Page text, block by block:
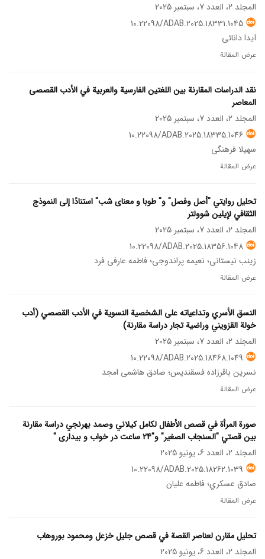
المجلد 2، العدد 7، سبتمبر 2025
10.22098/ADAB.2025.18331.1045
آیدا دانائی
عرض المقالة
نقد الدراسات المقارنة بين اللغتين الفارسية والعربية في الأدب القصصی
المعاصر
المجلد 2، العدد 7، سبتمبر 2025
10.22098/ADAB.2025.18335.1046
سهیلا فرهنگی
عرض المقالة
تحليل روايتي "أصل وفصل" و" طوبا و معنای شب" استنادًا إلى النموذج
الثقافي لإیلين شوولتر
المجلد 2، العدد 7، سبتمبر 2025
10.22098/ADAB.2025.18356.1048
زینب نیستانی؛ نعیمه پراندوجی؛ فاطمه عارفی فرد
عرض المقالة
النسق الأسري وتداعیاته علی الشخصیة النسویة في الأدب القصصي (أدب
خولة القزویني وراضیة تجار دراسة مقارنة)
المجلد 2، العدد 7، سبتمبر 2025
10.22098/ADAB.2025.18468.1049
نسرین باقرزاده فسقندیس؛ صادق هاشمی امجد
عرض المقالة
صورة المرأة في قصص الأطفال لكامل كيلاني وصمد بهرنجي دراسة مقارنة
بين قصتي "السنجاب الصغير" و"24 ساعت در خواب و بیداری "
المجلد 2، العدد 6، يونيو 2025
10.22098/ADAB.2025.18262.1039
صادق عسكري؛ فاطمه عليان
عرض المقالة
تحليل مقارن لعناصر القصة في قصص جليل خزعل ومحمود بوروهاب
المجلد 2، العدد 6، يونيو 2025